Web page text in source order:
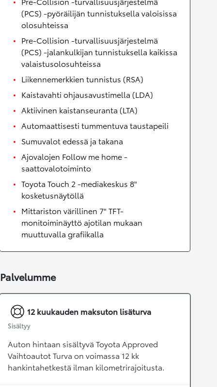
(PCS) -pyöräilijän tunnistuksella valoisissa
olosuhteissa
Pre-Collision -turvallisuusjärjestelmä
(PCS) -jalankulkijan tunnistuksella kaikissa
valaistusolosuhteissa
Liikennemerkkien tunnistus (RSA)
Kaistavahti ohjausavustimella (LDA)
Aktiivinen kaistanseuranta (LTA)
Automaattisesti tummentuva taustapeili
Sumuvalot edessä ja takana
Ajovalojen Follow me home -
saattovalotoiminto
Toyota Touch 2 -mediakeskus 8"
kosketusnäytöllä
Mittariston värillinen 7" TFT-
monitoiminäyttö ajotilan mukaan
muuttuvalla grafiikalla
Palvelumme
12 kuukauden maksuton lisäturva
Sisältyy
Auton hintaan sisältyvä Toyota Approved
Vaihtoautot Turva on voimassa 12 kk
hankintahetkestä ilman kilometrirajoitusta.